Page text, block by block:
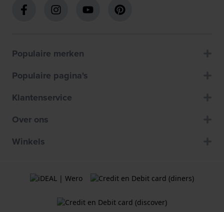
Populaire merken
Populaire pagina's
Klantenservice
Over ons
Winkels